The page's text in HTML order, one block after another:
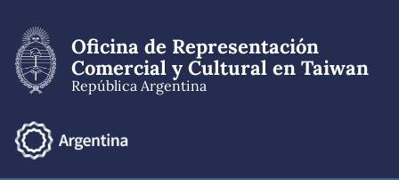
contenido
principal
Oficina de Representación
Comercial y Cultural en Taiwan
República Argentina